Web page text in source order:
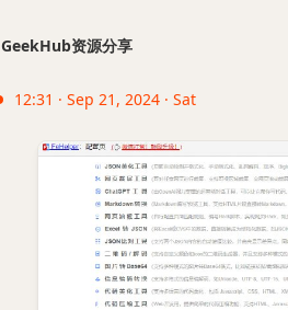
GeekHub资源分享
12:31 · Sep 21, 2024 · Sat